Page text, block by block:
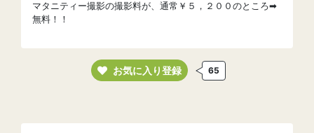
マタニティー撮影の撮影料が、通常￥５，２００のところ➡
無料！！
お気に入り登録 65